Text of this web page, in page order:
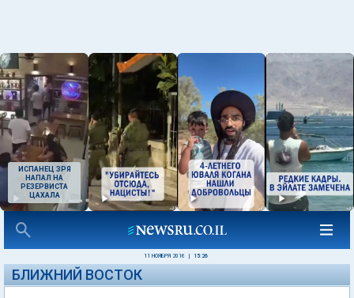
ИСПАНЕЦ ЗРЯ
НАПАЛ НА
РЕЗЕРВИСТА
ЦАХАЛА
11 НОЯБРЯ 2016 15:26
БЛИЖНИЙ ВОСТОК